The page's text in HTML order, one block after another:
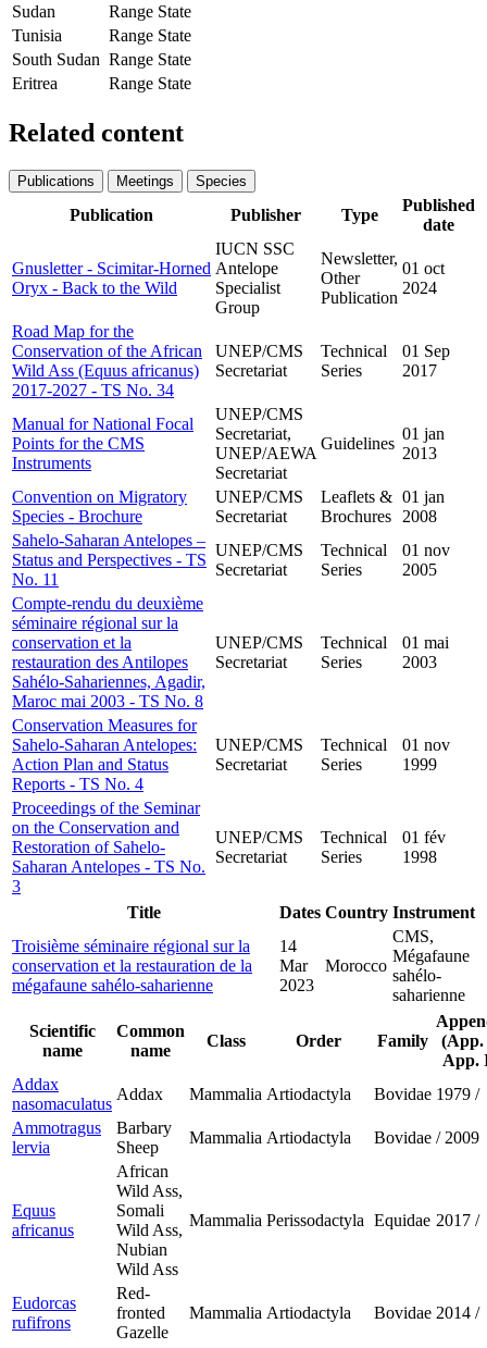
Sudan
Range State
Tunisia
Range State
South Sudan Range State
Eritrea
Range State
Related content
Publications Meetings Species
Publication Publisher Type
Published
date
Gnusletter - Scimitar-Horned
Oryx - Back to the Wild
IUCN SSC
Antelope
Specialist
Group
Newsletter,
Other
Publication
01 oct
2024
Road Map for the
Conservation of the African
Wild Ass (Equus africanus)
2017-2027 - TS No. 34
UNEP/CMS
Secretariat
Technical
Series
01 Sep
2017
Manual for National Focal
Points for the CMS
Instruments
UNEP/CMS
Secretariat,
UNEP/AEWA
Secretariat
Guidelines
01 jan
2013
Convention on Migratory
Species - Brochure
UNEP/CMS
Secretariat
Leaflets &
Brochures
01 jan
2008
Sahelo-Saharan Antelopes –
Status and Perspectives - TS
No. 11
UNEP/CMS
Secretariat
Technical
Series
01 nov
2005
Compte-rendu du deuxième
séminaire régional sur la
conservation et la
restauration des Antilopes
Sahélo-Sahariennes, Agadir,
Maroc mai 2003 - TS No. 8
UNEP/CMS
Secretariat
Technical
Series
01 mai
2003
Conservation Measures for
Sahelo-Saharan Antelopes:
Action Plan and Status
Reports - TS No. 4
UNEP/CMS
Secretariat
Technical
Series
01 nov
1999
Proceedings of the Seminar
on the Conservation and
Restoration of Sahelo-
Saharan Antelopes - TS No.
3
UNEP/CMS
Secretariat
Technical
Series
01 fév
1998
Title Dates Country Instrument
Troisième séminaire régional sur la
conservation et la restauration de la
mégafaune sahélo-saharienne
14
Mar
2023
Morocco
CMS,
Mégafaune
sahélo-
saharienne
Scientific
name
Common
name
Class Order Family
(App.
App.
Addax
nasomaculatus
Addax Mammalia Artiodactyla Bovidae 1979 /
Ammotragus
lervia
Barbary
Sheep
Mammalia Artiodactyla Bovidae / 2009
Equus
africanus
African
Wild Ass,
Somali
Wild Ass,
Nubian
Wild Ass
Mammalia Perissodactyla Equidae 2017 /
Eudorcas
rufifrons
Red-
fronted
Gazelle
Mammalia Artiodactyla Bovidae 2014 /